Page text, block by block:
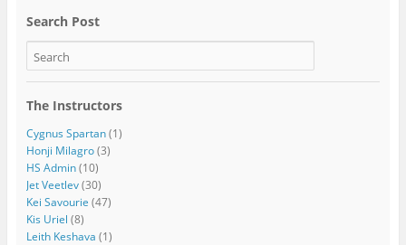
Search Post
The Instructors
Cygnus Spartan(1)
Honji Milagro(3)
HS Admin(10)
Jet Veetlev(30)
Kei Savourie (47)
Kis Uriel (8)
Leith Keshava (1)